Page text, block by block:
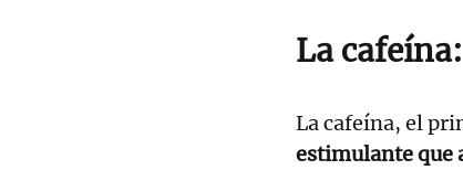
La
La cafeína, el
estimulante que